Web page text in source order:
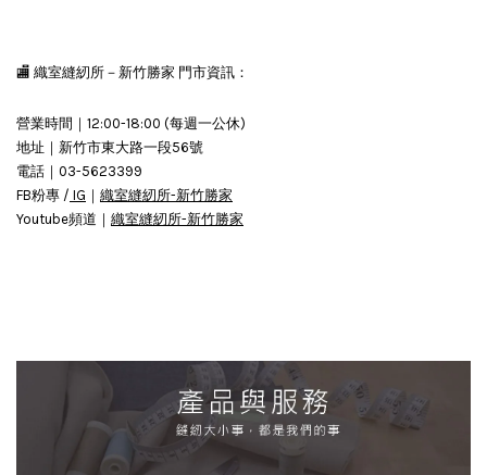
🏬 織室縫紉所－新竹勝家 門市資訊：
營業時間｜12:00-18:00 (每週一公休)
地址｜新竹市東大路一段56號
電話｜03-5623399
FB粉專 / IG ｜ 織室縫紉所-新竹勝家
Youtube頻道｜ 織室縫紉所-新竹勝家